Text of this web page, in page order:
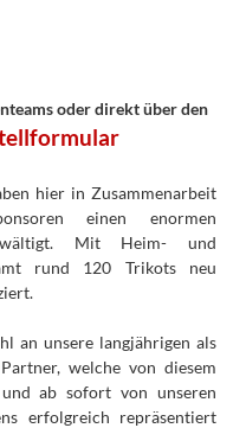
oder direkt über den
hier in Zusammenarbeit
einen enormen
Mit Heim- und
rund 120 Trikots neu
an unsere langjährigen als
welche von diesem
ab sofort von unseren
erfolgreich repräsentiert